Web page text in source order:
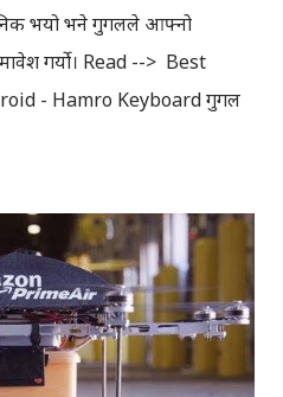
भयो भने गुगलले आफ्नो
गर्यो। Read --> Best
- Hamro Keyboard गुगल
भाषालाई ट्रान्सलेसन टुलमा
उल्लेख गरेकोछ । अब नेपाली
'हिन्दी' को 'सट्टा' नेपाली
देखिने अधिकांश कुराहरु पनि
भाषामा लेखिएका कुराहरु